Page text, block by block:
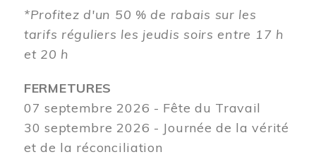
*Profitez d'un 50 % de rabais sur les
tarifs réguliers les jeudis soirs entre 17 h
et 20 h
FERMETURES
07 septembre 2026 - Fête du Travail
30 septembre 2026 - Journée de la vérité
et de la réconciliation